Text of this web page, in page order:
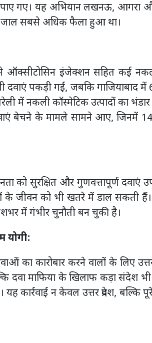
गए। यह अभियान लखनऊ, आगरा और
जाल सबसे अधिक फैला हुआ था।
इंजेक्शन सहित कई
पकड़ी गईं, जबकि गाजियाबाद में
में नकली कॉस्मेटिक उत्पादों का
बेचने के मामले सामने आए, जिनमें 14
को सुरक्षित और गुणवत्तापूर्ण दवाएं
जीवन को भी खतरे में डाल सकती
में गंभीर चुनौती बन चुकी है।
योगी:
का कारोबार करने वालों के लिए उत्तर
दवा माफिया के खिलाफ कड़ा संदेश
कार्रवाई न केवल उत्तर प्रदेश,